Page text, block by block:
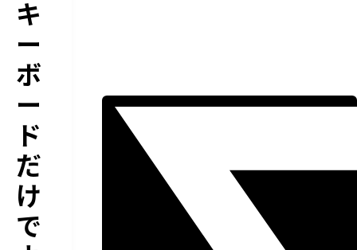
キ
ー
ボ
ー
ド
だ
け
で